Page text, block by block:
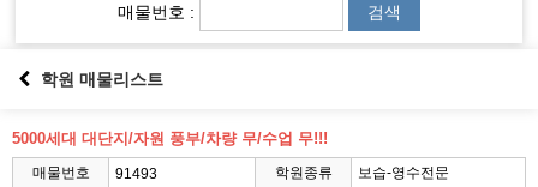
매물번호 : 검색
학원 매물리스트
5000세대 대단지/자원 풍부/차량 무/수업 무!!!
매물번호 91493 학원종류
보습-영수전문